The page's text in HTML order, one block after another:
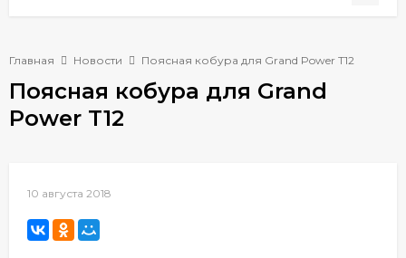
Главная Новости Поясная кобура для Grand Power T12
Поясная кобура для Grand
Power T12
10 августа 2018